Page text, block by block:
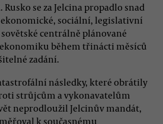
se za Jelcina propadlo snad
ekonomické, sociální, legislativní
centrálně plánované
během třinácti měsíců
zadání.
následky, které obrátily
strůjcům a vykonavatelům
neprodloužil Jelcinův mandát,
k současnému